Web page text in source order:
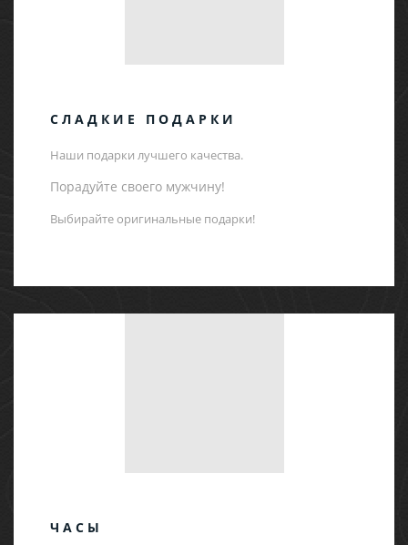
СЛАДКИЕ ПОДАРКИ
Наши подарки лучшего качества.
Порадуйте своего мужчину!
Выбирайте оригинальные подарки!
ЧАСЫ